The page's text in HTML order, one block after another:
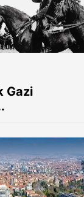
Gazi